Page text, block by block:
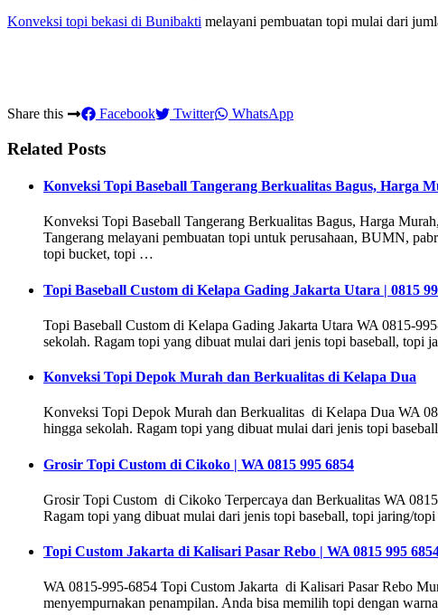
Konveksi topi bekasi di Bunibakti melayani pembuatan topi mulai dari
Share this Facebook Twitter WhatsApp
Related Posts
Konveksi Topi Baseball Tangerang Berkualitas Bagus, Harga
Konveksi Topi Baseball Tangerang Berkualitas Bagus, Harga
Tangerang melayani pembuatan topi untuk perusahaan, BUMN,
topi bucket, topi …
Topi Baseball Custom di Kelapa Gading Jakarta Utara | 0815
Topi Baseball Custom di Kelapa Gading Jakarta Utara WA 0815-
sekolah. Ragam topi yang dibuat mulai dari jenis topi baseball,
Konveksi Topi Depok Murah dan Berkualitas di Kelapa Dua
Konveksi Topi Depok Murah dan Berkualitas di Kelapa Dua WA
hingga sekolah. Ragam topi yang dibuat mulai dari jenis topi
Grosir Topi Custom di Cikoko | WA 0815 995 6854
Grosir Topi Custom di Cikoko Terpercaya dan Berkualitas WA
Ragam topi yang dibuat mulai dari jenis topi baseball, topi jaring/
Topi Custom Jakarta di Kalisari Pasar Rebo | WA 0815 995
WA 0815-995-6854 Topi Custom Jakarta di Kalisari Pasar Rebo
menyempurnakan penampilan. Anda bisa memilih topi dengan